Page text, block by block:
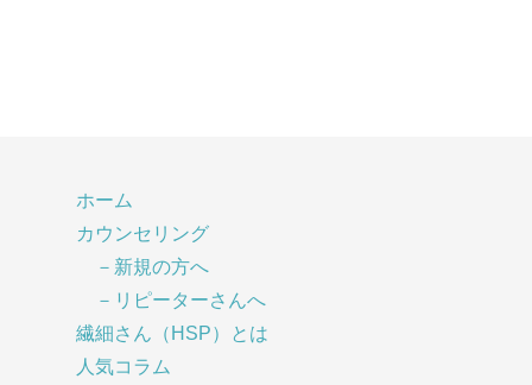
ホーム
カウンセリング
－新規の方へ
－リピーターさんへ
繊細さん（HSP）とは
人気コラム